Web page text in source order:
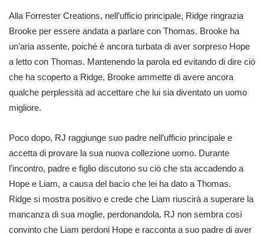
Alla Forrester Creations, nell’ufficio principale, Ridge ringrazia
Brooke per essere andata a parlare con Thomas. Brooke ha
un’aria assente, poiché è ancora turbata di aver sorpreso Hope
a letto con Thomas. Mantenendo la parola ed evitando di dire ciò
che ha scoperto a Ridge, Brooke ammette di avere ancora
qualche perplessità ad accettare che lui sia diventato un uomo
migliore.
Poco dopo, RJ raggiunge suo padre nell’ufficio principale e
accetta di provare la sua nuova collezione uomo. Durante
l’incontro, padre e figlio discutono su ciò che sta accadendo a
Hope e Liam, a causa del bacio che lei ha dato a Thomas.
Ridge si mostra positivo e crede che Liam riuscirà a superare la
mancanza di sua moglie, perdonandola. RJ non sembra così
convinto che Liam perdoni Hope e racconta a suo padre di aver